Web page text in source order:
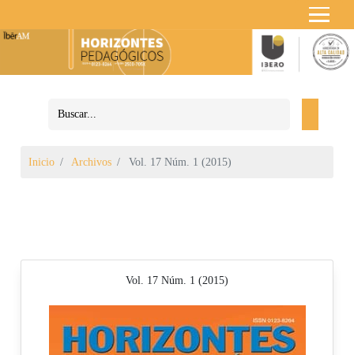
Inicio Archivos Vol. 17 Núm. 1 (2015)
Vol. 17 Núm. 1 (2015)